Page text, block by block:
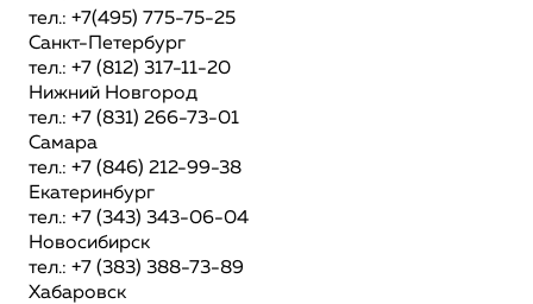
тел.: +7(495) 775-75-25
Санкт-Петербург
тел.: +7 (812) 317-11-20
Нижний Новгород
тел.: +7 (831) 266-73-01
Самара
тел.: +7 (846) 212-99-38
Екатеринбург
тел.: +7 (343) 343-06-04
Новосибирск
тел.: +7 (383) 388-73-89
Хабаровск